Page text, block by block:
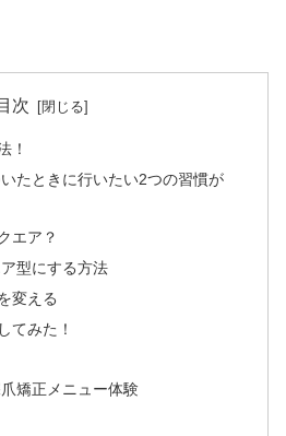
次
！
たときに行いたい2つの習慣が
エア？
型にする方法
変える
てみた！
矯正メニュー体験